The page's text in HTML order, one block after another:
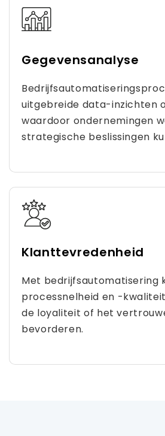
Gegevensanalyse
uitgebreide data-inzichten
waardoor ondernemingen
strategische beslissingen
Klanttevredenheid
Met bedrijfsautomatisering
processnelheid en -
de loyaliteit of het
bevorderen.